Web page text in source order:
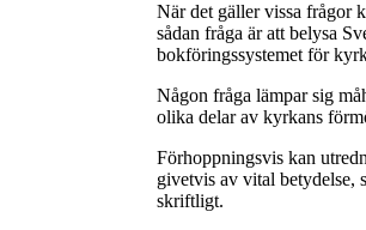
När det gäller vissa frågor
sådan fråga är att belysa
bokföringssystemet för
Någon fråga lämpar sig
olika delar av kyrkans
Förhoppningsvis kan
givetvis av vital betydelse,
skriftligt.